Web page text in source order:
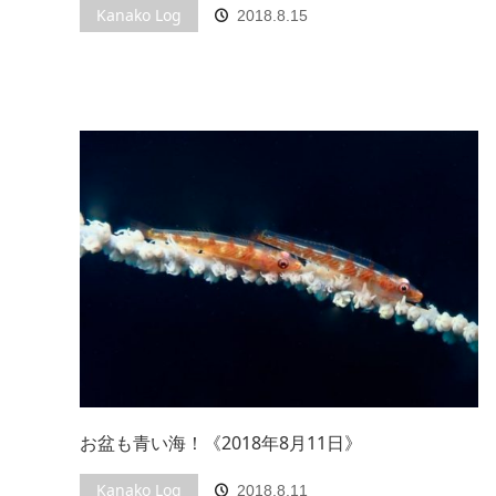
Kanako Log 2018.8.15
お盆も青い海！《2018年8月11日》
Kanako Log 2018.8.11